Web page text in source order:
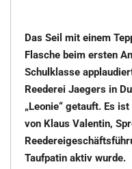
Das Seil mit einem
Flasche beim ersten
Schulklasse
Reederei Jaegers in
„Leonie“ getauft. Es
von Klaus Valentin,
Taufpatin aktiv wurde.